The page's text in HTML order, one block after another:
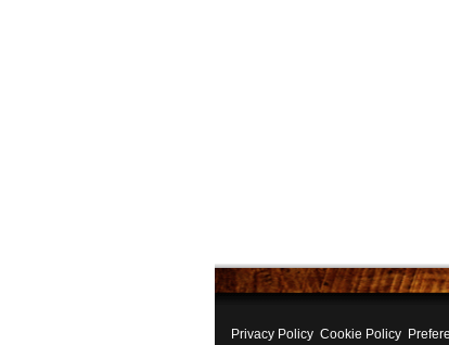
Privacy Policy Cookie Policy